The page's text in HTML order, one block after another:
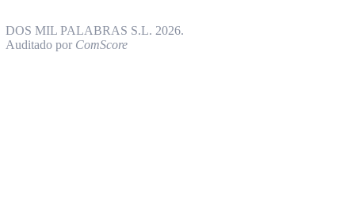
DOS MIL PALABRAS S.L. 2026.
Auditado por ComScore